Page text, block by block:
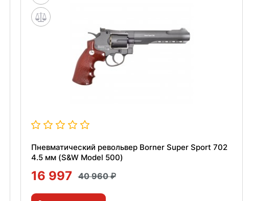
Пневматический револьвер Borner Super Sport 702
4.5 мм (S&W Model 500)
16 997 40 960